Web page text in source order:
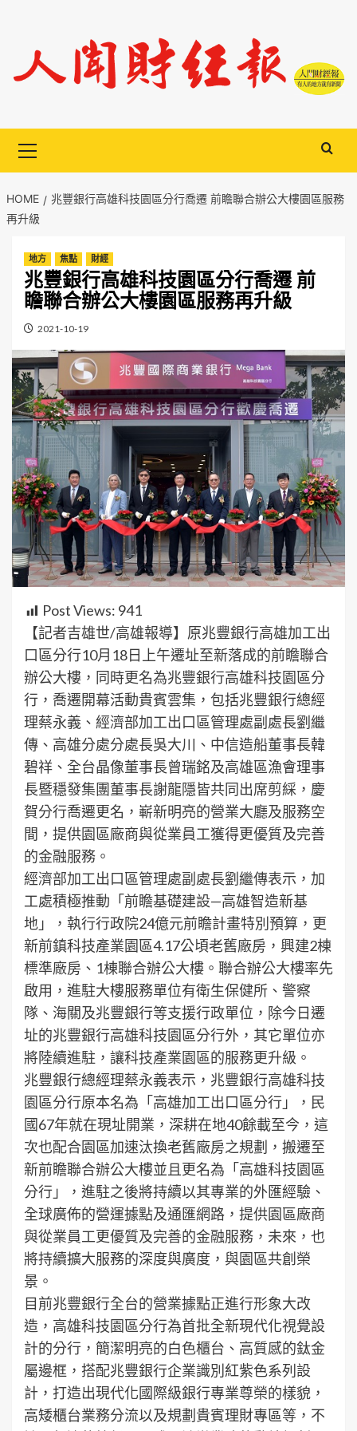
content
Menu
HOME
兆豐銀行高雄科技園區分行喬遷 前瞻聯合辦公大樓園區服務
再升級
地方 焦點 財經
兆豐銀行高雄科技園區分行喬遷 前
瞻聯合辦公大樓園區服務再升級
2021-10-19
Post Views: 941
【記者吉雄世/高雄報導】原兆豐銀行高雄加工出
口區分行10月18日上午遷址至新落成的前瞻聯合
辦公大樓，同時更名為兆豐銀行高雄科技園區分
行，喬遷開幕活動貴賓雲集，包括兆豐銀行總經
理蔡永義、經濟部加工出口區管理處副處長劉繼
傳、高雄分處分處長吳大川、中信造船董事長韓
碧祥、全台晶像董事長曾瑞銘及高雄區漁會理事
長暨穩發集團董事長謝龍隱皆共同出席剪綵，慶
賀分行喬遷更名，嶄新明亮的營業大廳及服務空
間，提供園區廠商與從業員工獲得更優質及完善
的金融服務。
經濟部加工出口區管理處副處長劉繼傳表示，加
工處積極推動「前瞻基礎建設—高雄智造新基
地」，執行行政院24億元前瞻計畫特別預算，更
新前鎮科技產業園區4.17公頃老舊廠房，興建2棟
標準廠房、1棟聯合辦公大樓。聯合辦公大樓率先
啟用，進駐大樓服務單位有衛生保健所、警察
隊、海關及兆豐銀行等支援行政單位，除今日遷
址的兆豐銀行高雄科技園區分行外，其它單位亦
將陸續進駐，讓科技產業園區的服務更升級。
兆豐銀行總經理蔡永義表示，兆豐銀行高雄科技
園區分行原本名為「高雄加工出口區分行」，民
國67年就在現址開業，深耕在地40餘載至今，這
次也配合園區加速汰換老舊廠房之規劃，搬遷至
新前瞻聯合辦公大樓並且更名為「高雄科技園區
分行」，進駐之後將持續以其專業的外匯經驗、
全球廣佈的營運據點及通匯網路，提供園區廠商
與從業員工更優質及完善的金融服務，未來，也
將持續擴大服務的深度與廣度，與園區共創榮
景。
目前兆豐銀行全台的營業據點正進行形象大改
造，高雄科技園區分行為首批全新現代化視覺設
計的分行，簡潔明亮的白色櫃台、高質感的鈦金
屬邊框，搭配兆豐銀行企業識別紅紫色系列設
計，打造出現代化國際級銀行專業尊榮的樣貌，
高矮櫃台業務分流以及規劃貴賓理財專區等，不